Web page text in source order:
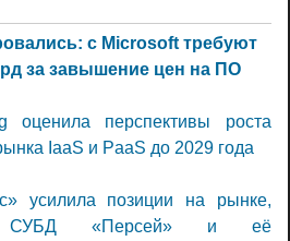
с Microsoft требуют
за завышение цен на ПО
оценила перспективы роста
IaaS и PaaS до 2029 года
усилила позиции на рынке,
СУБД «Персей» и её